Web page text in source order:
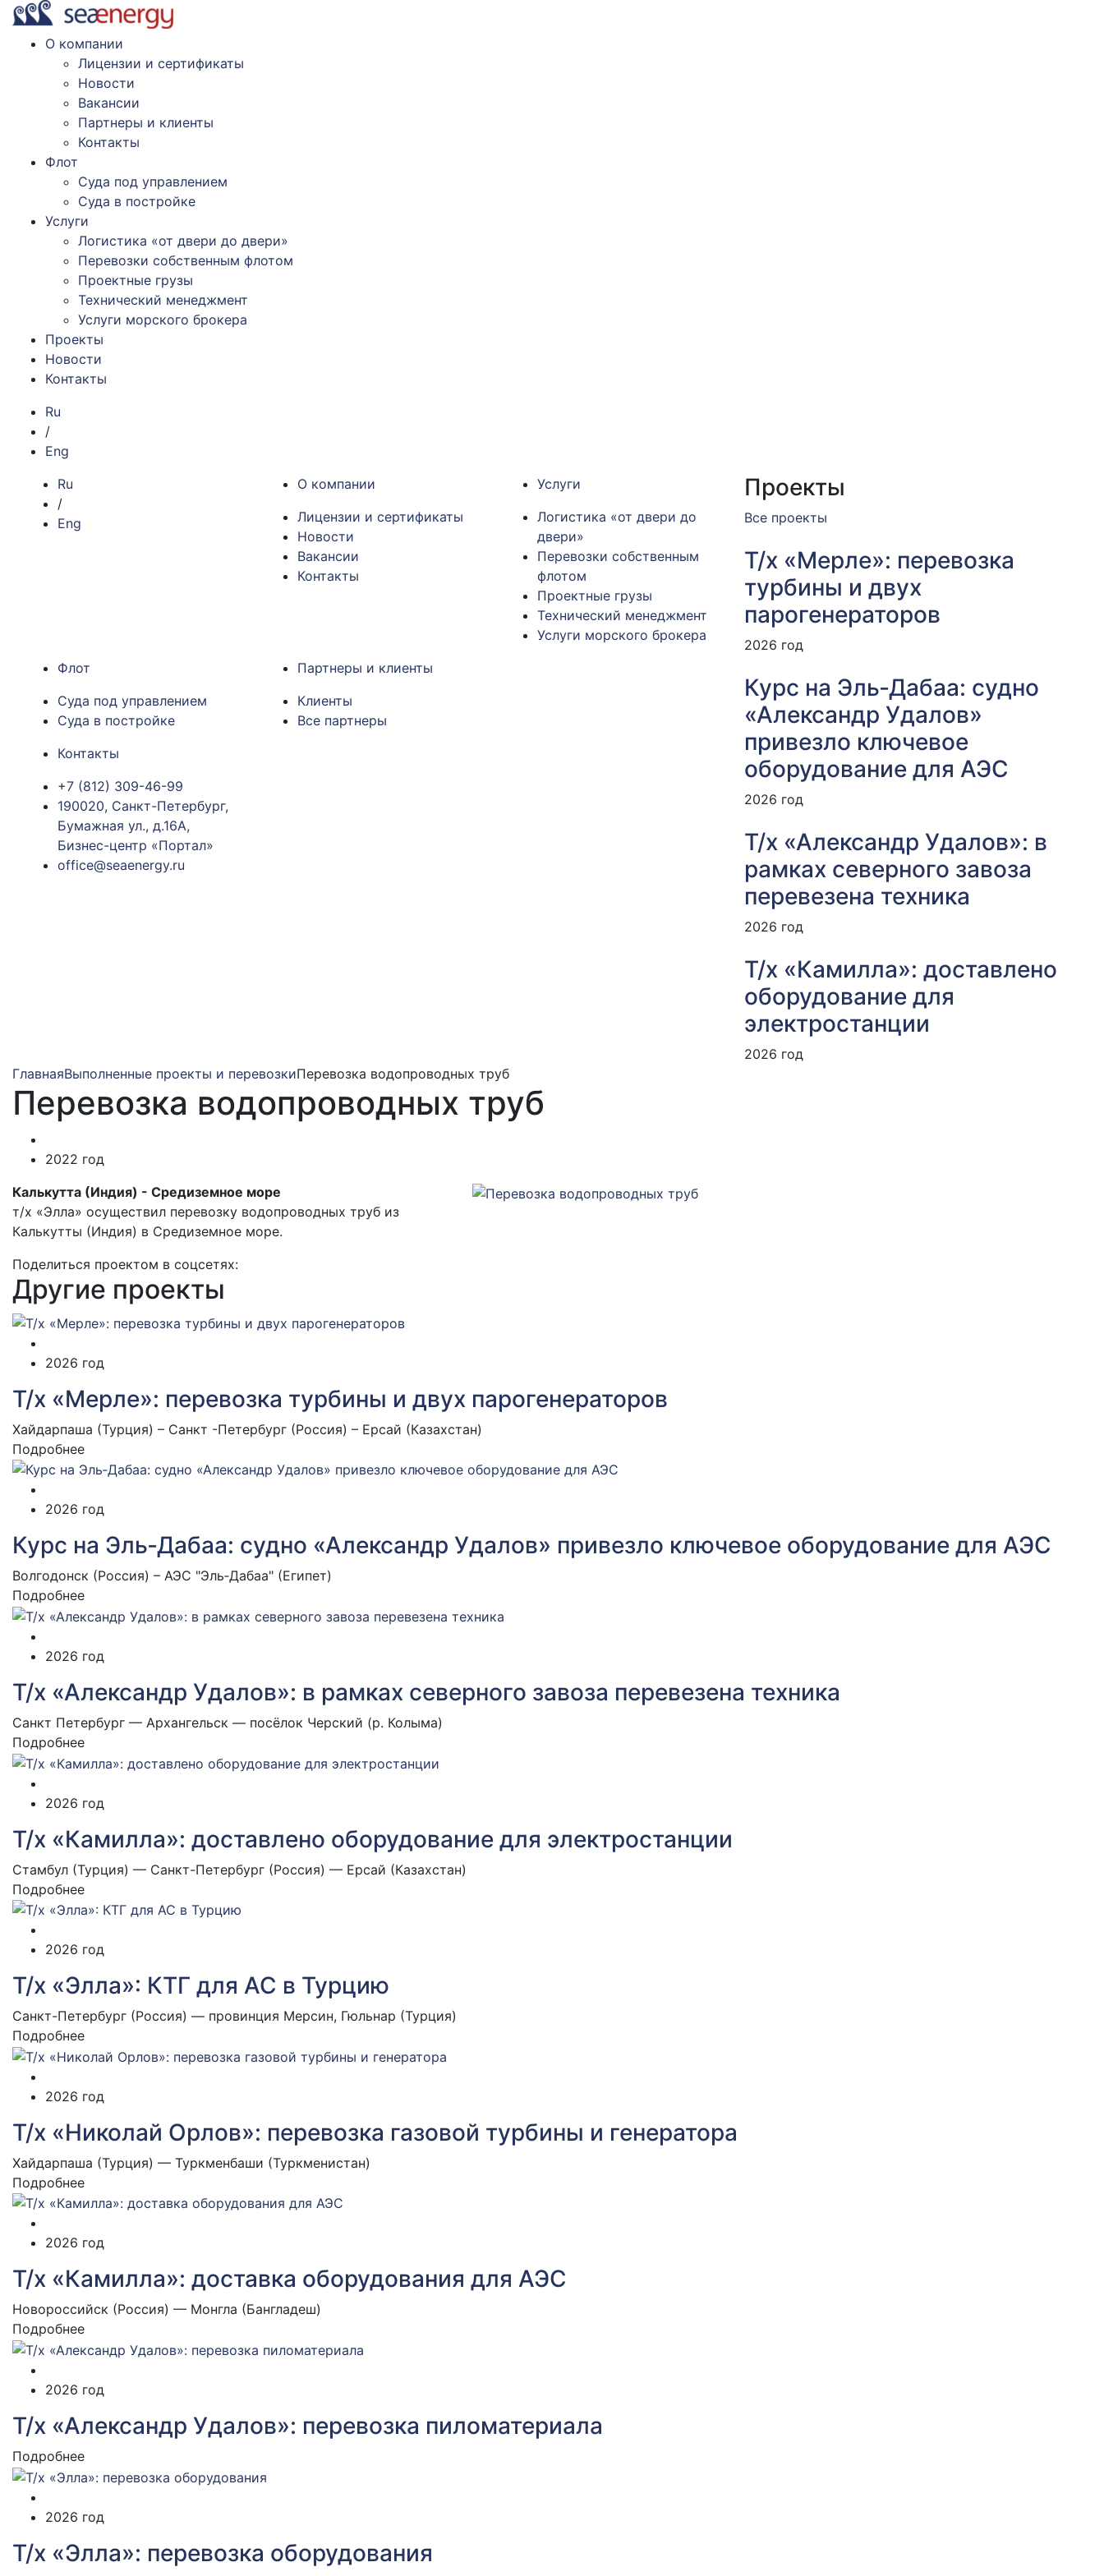
О компании
Лицензии и сертификаты
Новости
Вакансии
Партнеры и клиенты
Контакты
Флот
Суда под управлением
Суда в постройке
Услуги
Логистика «от двери до двери»
Перевозки собственным флотом
Проектные грузы
Технический менеджмент
Услуги морского брокера
Проекты
Новости
Контакты
Ru
/
Eng
Ru
/
Eng
О компании
Лицензии и сертификаты
Новости
Вакансии
Контакты
Услуги
Логистика «от двери до
двери»
Перевозки собственным
флотом
Проектные грузы
Технический менеджмент
Услуги морского брокера
Флот
Суда под управлением
Суда в постройке
Партнеры и клиенты
Клиенты
Все партнеры
Контакты
+7 (812) 309-46-99
190020, Санкт-Петербург,
Бумажная ул., д.16А,
Бизнес-центр «Портал»
office@seaenergy.ru
Проекты
Все проекты
Т/х «Мерле»: перевозка
турбины и двух
парогенераторов
2026 год
Курс на Эль‑Дабаа: судно
«Александр Удалов»
привезло ключевое
оборудование для АЭС
2026 год
Т/х «Александр Удалов»: в
рамках северного завоза
перевезена техника
2026 год
Т/х «Камилла»: доставлено
оборудование для
электростанции
2026 год
ГлавнаяВыполненные проекты и перевозкиПеревозка водопроводных труб
Перевозка водопроводных труб
2022 год
Калькутта (Индия) - Средиземное море
т/х «Элла» осуществил перевозку водопроводных труб из
Калькутты (Индия) в Средиземное море.
Поделиться проектом в соцсетях:
Другие проекты
2026 год
Т/х «Мерле»: перевозка турбины и двух парогенераторов
Хайдарпаша (Турция) – Санкт -Петербург (Россия) – Ерсай (Казахстан)
Подробнее
2026 год
Курс на Эль‑Дабаа: судно «Александр Удалов» привезло ключевое оборудование для АЭС
Волгодонск (Россия) – АЭС "Эль‑Дабаа" (Египет)
Подробнее
2026 год
Т/х «Александр Удалов»: в рамках северного завоза перевезена техника
Санкт Петербург — Архангельск — посёлок Черский (р. Колыма)
Подробнее
2026 год
Т/х «Камилла»: доставлено оборудование для электростанции
Стамбул (Турция) — Санкт-Петербург (Россия) — Ерсай (Казахстан)
Подробнее
2026 год
Т/х «Элла»: КТГ для АС в Турцию
Санкт-Петербург (Россия) — провинция Мерсин, Гюльнар (Турция)
Подробнее
2026 год
Т/х «Николай Орлов»: перевозка газовой турбины и генератора
Хайдарпаша (Турция) — Туркменбаши (Туркменистан)
Подробнее
2026 год
Т/х «Камилла»: доставка оборудования для АЭС
Новороссийск (Россия) — Монгла (Бангладеш)
Подробнее
2026 год
Т/х «Александр Удалов»: перевозка пиломатериала
Подробнее
2026 год
Т/х «Элла»: перевозка оборудования